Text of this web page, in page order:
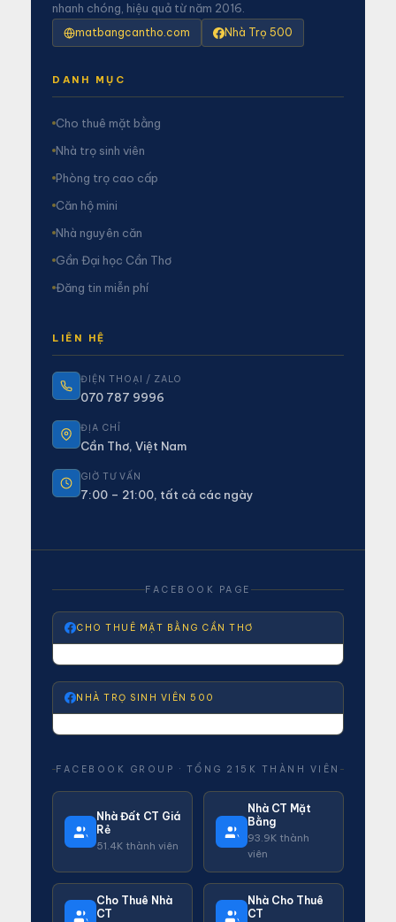
nhanh chóng, hiệu quả từ năm 2016.
matbangcantho.com Nhà Trọ 500
DANH MỤC
Cho thuê mặt bằng
Nhà trọ sinh viên
Phòng trọ cao cấp
Căn hộ mini
Nhà nguyên căn
Gần Đại học Cần Thơ
Đăng tin miễn phí
LIÊN HỆ
ĐIỆN THOẠI / ZALO
070 787 9996
ĐỊA CHỈ
Cần Thơ, Việt Nam
GIỜ TƯ VẤN
7:00 – 21:00, tất cả các ngày
FACEBOOK PAGE
CHO THUÊ MẶT BẰNG CẦN THƠ
NHÀ TRỌ SINH VIÊN 500
FACEBOOK GROUP · TỔNG 215K THÀNH VIÊN
Nhà Đất CT Giá
Rẻ
51.4K thành viên
Nhà CT Mặt
Bằng
93.9K thành
viên
Cho Thuê Nhà
CT
Nhà Cho Thuê
CT